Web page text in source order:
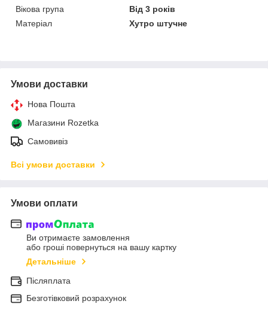
Вікова група
Від 3 років
Матеріал
Хутро штучне
Умови доставки
Нова Пошта
Магазини Rozetka
Самовивіз
Всі умови доставки
Умови оплати
Ви отримаєте замовлення
або гроші повернуться на вашу картку
Детальніше
Післяплата
Безготівковий розрахунок